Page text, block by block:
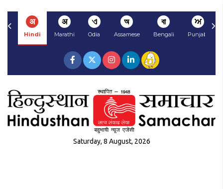
अ
Hindi
अ
Marathi
ଏ
Odia
অ
Assamese
বা
Bengali
ਅ
Punjabi
Saturday, 8 August, 2026